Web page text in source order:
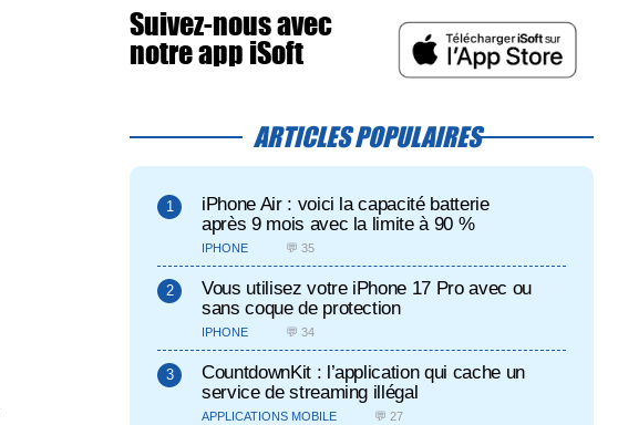
Suivez-nous avec
notre app iSoft
ARTICLES POPULAIRES
iPhone Air : voici la capacité batterie
après 9 mois avec la limite à 90 %
IPHONE 💬 35
Vous utilisez votre iPhone 17 Pro avec ou
sans coque de protection
IPHONE 💬 34
CountdownKit : l’application qui cache un
service de streaming illégal
APPLICATIONS MOBILE 💬 27